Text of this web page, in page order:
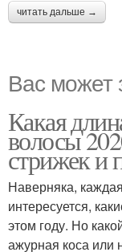
читать дальше →
Вас может
Какая
волосы
стрижек и
Наверняка,
интересуется,
этом году. Но
ажурная коса или